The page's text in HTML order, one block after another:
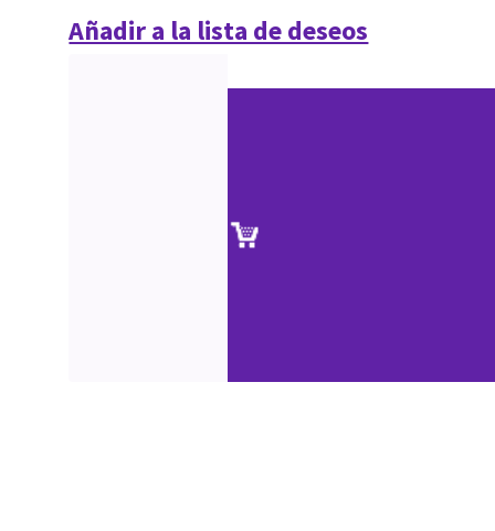
Añadir a la lista de deseos